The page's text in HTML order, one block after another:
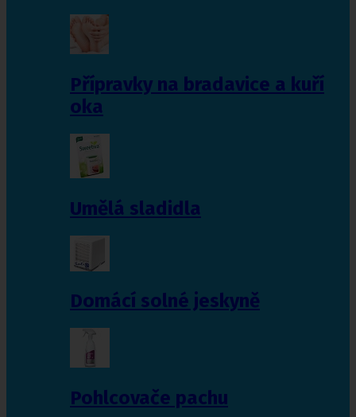
Přípravky na bradavice a kuří
oka
Umělá sladidla
Domácí solné jeskyně
Pohlcovače pachu